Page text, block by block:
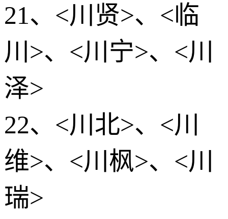
21、<川贤>、<临
川>、<川宁>、<川
泽>
22、<川北>、<川
维>、<川枫>、<川
瑞>